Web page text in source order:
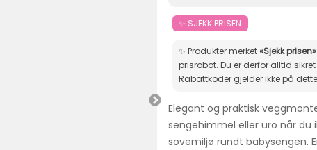
✨ SJEKK PRISEN
✨ Produkter merket«Sjekk prisen»
prisrobot. Du er derfor alltid sikret markedets beste pris.
Rabattkoder gjelder ikke på
Elegant og praktisk
sengehimmel eller uro når du
sovemiljø rundt babysengen.